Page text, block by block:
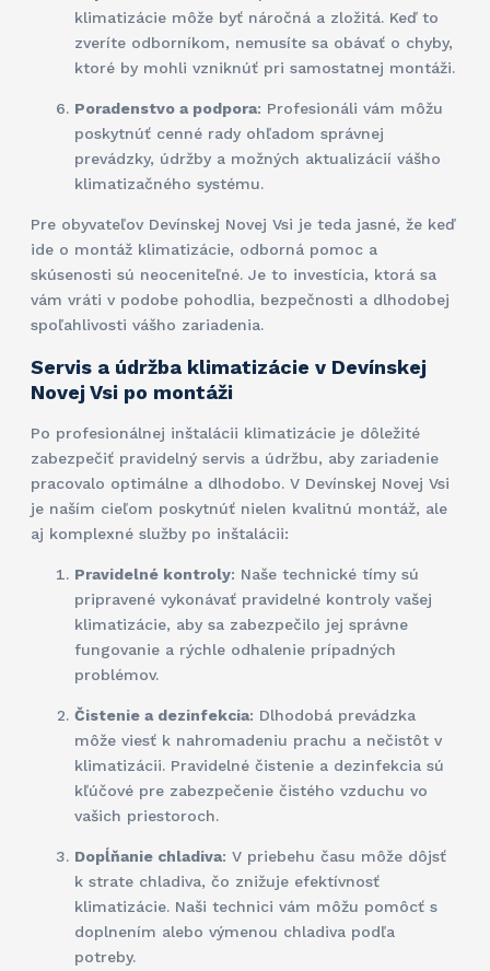
klimatizácie môže byť náročná a zložitá. Keď to
zveríte odborníkom, nemusíte sa obávať o chyby,
ktoré by mohli vzniknúť pri samostatnej montáži.
Poradenstvo a podpora: Profesionáli vám môžu
poskytnúť cenné rady ohľadom správnej
prevádzky, údržby a možných aktualizácií vášho
klimatizačného systému.
Pre obyvateľov Devínskej Novej Vsi je teda jasné, že keď
ide o montáž klimatizácie, odborná pomoc a
skúsenosti sú neoceniteľné. Je to investícia, ktorá sa
vám vráti v podobe pohodlia, bezpečnosti a dlhodobej
spoľahlivosti vášho zariadenia.
Servis a údržba klimatizácie v Devínskej
Novej Vsi po montáži
Po profesionálnej inštalácii klimatizácie je dôležité
zabezpečiť pravidelný servis a údržbu, aby zariadenie
pracovalo optimálne a dlhodobo. V Devínskej Novej Vsi
je naším cieľom poskytnúť nielen kvalitnú montáž, ale
aj komplexné služby po inštalácii:
Pravidelné kontroly: Naše technické tímy sú
pripravené vykonávať pravidelné kontroly vašej
klimatizácie, aby sa zabezpečilo jej správne
fungovanie a rýchle odhalenie prípadných
problémov.
Čistenie a dezinfekcia: Dlhodobá prevádzka
môže viesť k nahromadeniu prachu a nečistôt v
klimatizácii. Pravidelné čistenie a dezinfekcia sú
kľúčové pre zabezpečenie čistého vzduchu vo
vašich priestoroch.
Dopĺňanie chladiva: V priebehu času môže dôjsť
k strate chladiva, čo znižuje efektívnosť
klimatizácie. Naši technici vám môžu pomôcť s
doplnením alebo výmenou chladiva podľa
potreby.